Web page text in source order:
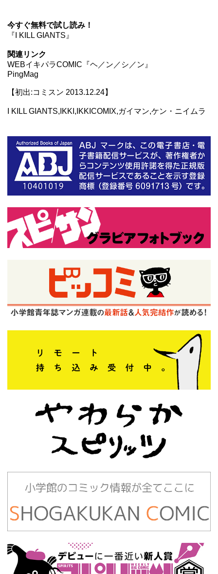
今すぐ無料で試し読み！
『I KILL GIANTS』
関連リンク
WEBイキパラCOMIC『ヘ／ン／シ／ン』
PingMag
【初出:コミスン 2013.12.24】
I KILL GIANTS,IKKI,IKKICOMIX,ガイマン,ケン・ニイムラ